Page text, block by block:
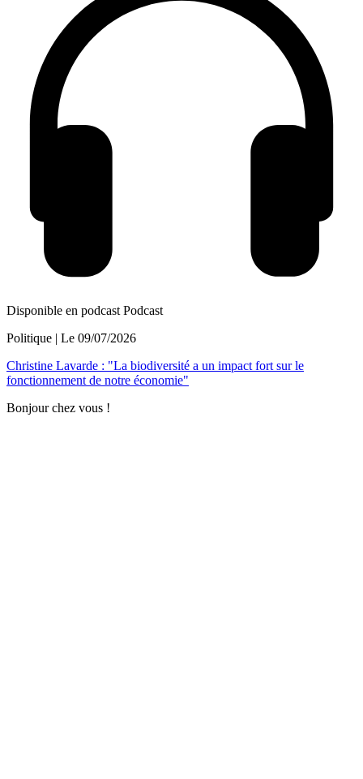
Disponible en podcast Podcast
Politique | Le 09/07/2026
Christine Lavarde : "La biodiversité a un impact fort sur le
fonctionnement de notre économie"
Bonjour chez vous !